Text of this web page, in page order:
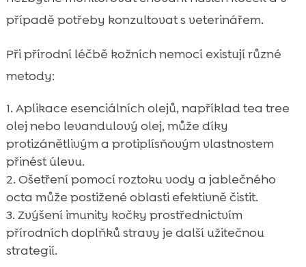
případě potřeby konzultovat s veterinářem.
Při přírodní léčbě kožních nemocí existují různé
metody:
Aplikace esenciálních olejů, například tea tree
olej nebo levandulový olej, může díky
protizánětlivým a protiplísňovým vlastnostem
přinést úlevu.
Ošetření pomocí roztoku vody a jablečného
octa může postižené oblasti efektivně čistit.
Zvýšení imunity kočky prostřednictvím
přírodních doplňků stravy je další užitečnou
strategií.